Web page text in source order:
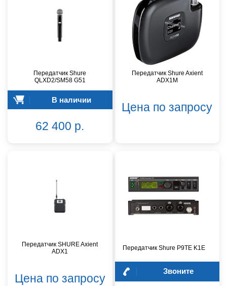
Передатчик Shure
QLXD2/SM58 G51
В наличии
62 400 р.
Передатчик Shure Axient
ADX1M
Цена по запросу
Передатчик SHURE Axient
ADX1
Цена по запросу
Передатчик Shure P9TE K1E
Звоните